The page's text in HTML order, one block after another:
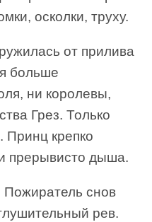
осколки, труху.
от прилива
больше
ни королевы,
Грез. Только
Принц крепко
прерывисто дыша.
снов
рев.